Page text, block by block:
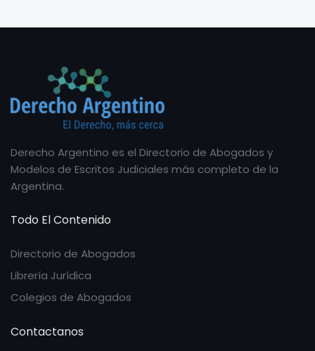
Derecho Argentino es el Directorio de Abogados y
Modelos de Escritos Judiciales más completo de la
Argentina.
Todo El Contenido
Directorio de Abogados
Librería Jurídica
Colegios de Abogados
Contactanos